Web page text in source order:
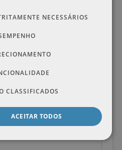
GmbH
NECESSÁRIOS
CLASSIFICADOS
ACEITAR TODOS